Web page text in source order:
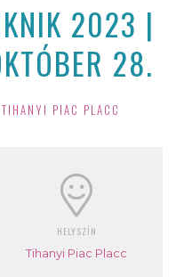
2023 |
28.
TIHANYI PIAC PLACC
HELYSZÍN
Tihanyi Piac Placc